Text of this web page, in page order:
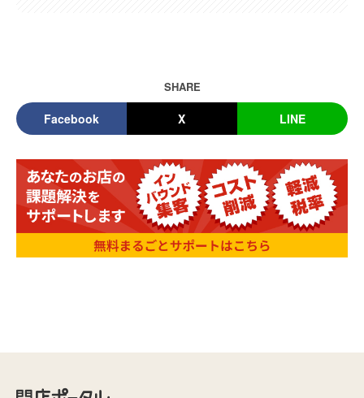
SHARE
Facebook X LINE